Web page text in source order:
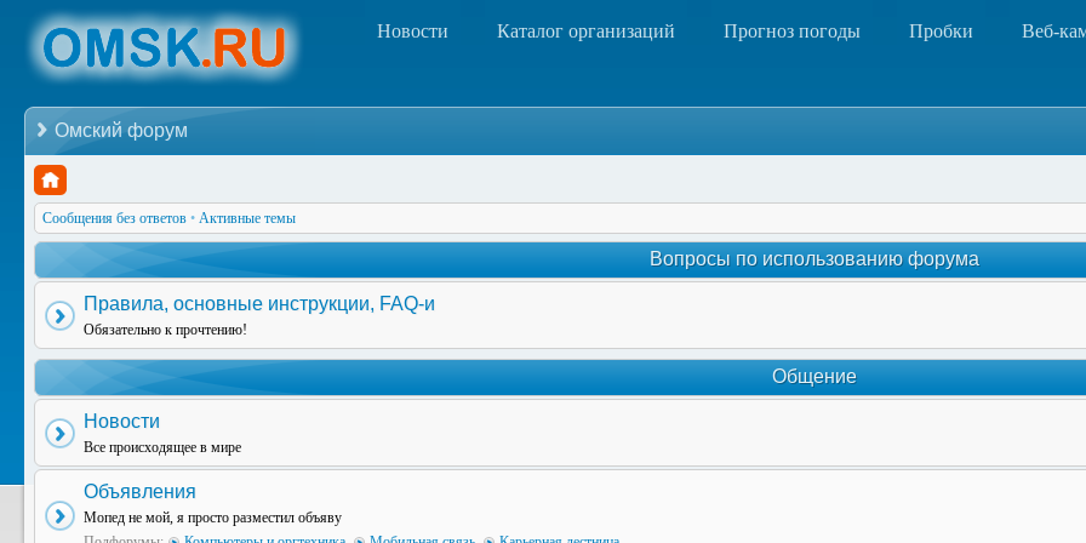
Новости Каталог организаций Прогноз погоды Пробки Веб-
Омский форум
Сообщения без ответов • Активные темы
Вопросы по использованию форума
Правила, основные инструкции, FAQ-и
Обязательно к прочтению!
Общение
Новости
Все происходящее в мире
Объявления
Мопед не мой, я просто разместил объяву